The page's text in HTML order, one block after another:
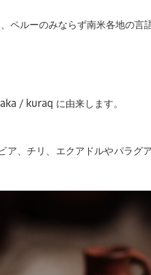
ペルーのみならず南米各地の言
/ kuraq に由来します。
、チリ、エクアドルやパラグ